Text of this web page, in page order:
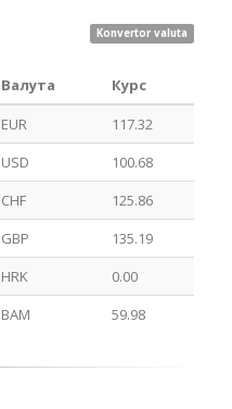
Konvertor valuta
Валута
Курс
EUR
117.32
USD
100.68
CHF
125.86
GBP
135.19
HRK
0.00
BAM 59.98